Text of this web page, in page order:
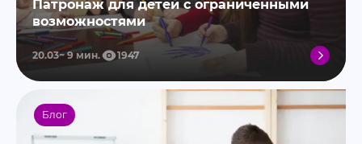
Патронаж для детей с ограниченными
возможностями
20.03 9мин. 1947
Блог